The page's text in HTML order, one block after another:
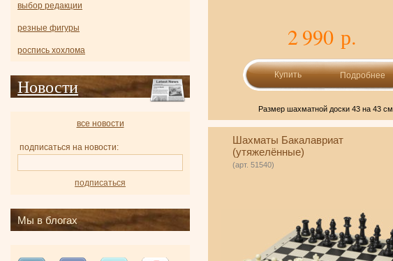
2 990 р.
Подробнее
Размер шахматной доски 43 на 43 см
Шахматы Бакалавриат
(утяжелённые)
(арт. 51540)
выбор редакции
резные фигуры
роспись хохлома
Новости
все новости
подписаться на новости:
подписаться
Мы в блогах